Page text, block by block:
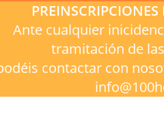
Ante cualquier
tramitación de
contactar con